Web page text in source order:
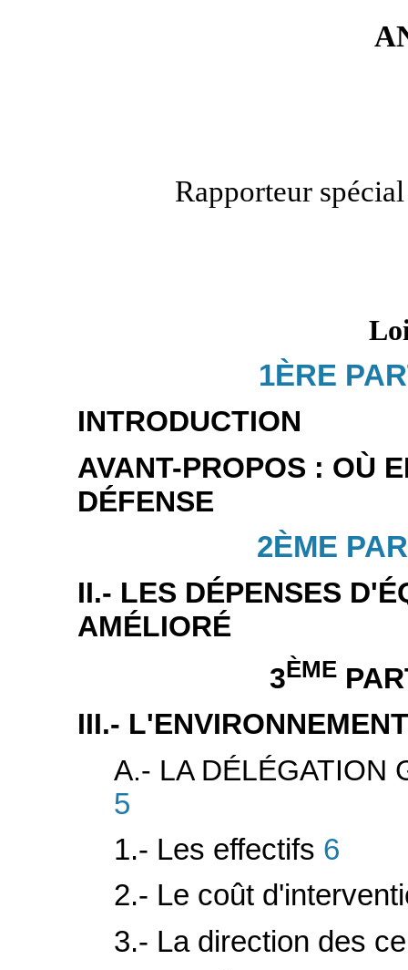
Rapporteur
1ÈRE
INTRODUCTION
AVANT-PROPOS : OÙ
DÉFENSE
2ÈME
II.- LES DÉPENSES
AMÉLIORÉ
3ÈME
III.-
A.- LA DÉLÉGATION
5
1.- Les effectifs 6
2.- Le coût
3.- La direction des